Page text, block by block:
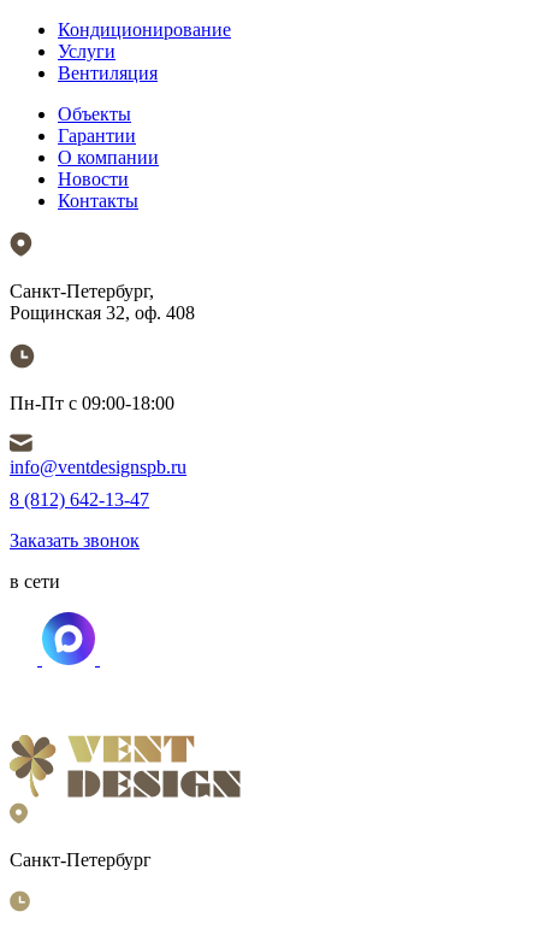
Кондиционирование
Услуги
Вентиляция
Объекты
Гарантии
О компании
Новости
Контакты
Санкт-Петербург,
Рощинская 32, оф. 408
Пн-Пт с 09:00-18:00
info@ventdesignspb.ru
8 (812) 642-13-47
Заказать звонок
в сети
Санкт-Петербург